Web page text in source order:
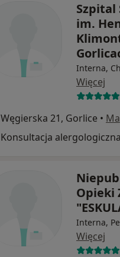
Szpital
im.
Interna,
Więcej
Węgierska 21, Gorlice •
Konsultacja alergologiczna
Opieki
Interna,
Więcej